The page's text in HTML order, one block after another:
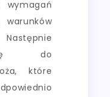
wymagań
do
które